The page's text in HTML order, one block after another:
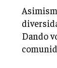
Dando